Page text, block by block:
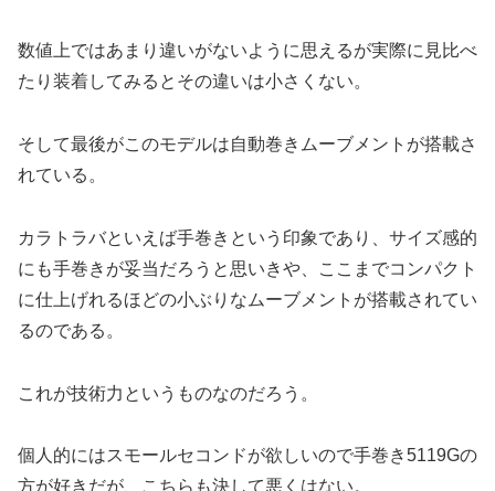
数値上ではあまり違いがないように思えるが実際に見比べ
たり装着してみるとその違いは小さくない。
そして最後がこのモデルは自動巻きムーブメントが搭載さ
れている。
カラトラバといえば手巻きという印象であり、サイズ感的
にも手巻きが妥当だろうと思いきや、ここまでコンパクト
に仕上げれるほどの小ぶりなムーブメントが搭載されてい
るのである。
これが技術力というものなのだろう。
個人的にはスモールセコンドが欲しいので手巻き5119Gの
方が好きだが、こちらも決して悪くはない。